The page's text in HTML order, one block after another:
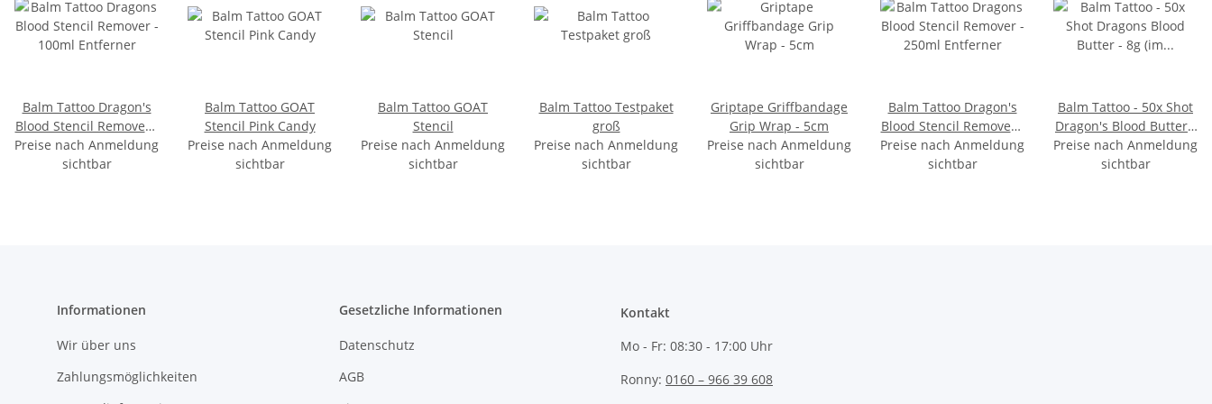
Balm Tattoo Dragon's
Blood Stencil Remover -
100ml Entferner
Preise nach Anmeldung
sichtbar
Balm Tattoo GOAT
Stencil Pink Candy
Preise nach Anmeldung
sichtbar
Balm Tattoo GOAT
Stencil
Preise nach Anmeldung
sichtbar
Balm Tattoo Testpaket
groß
Preise nach Anmeldung
sichtbar
Griptape Griffbandage
Grip Wrap - 5cm
Preise nach Anmeldung
sichtbar
Balm Tattoo Dragon's
Blood Stencil Remover -
250ml Entferner
Preise nach Anmeldung
sichtbar
Balm Tattoo - 50x Shot
Dragon's Blood Butter -
8g (im Display)
Preise nach Anmeldung
sichtbar
Informationen
Wir über uns
Zahlungsmöglichkeiten
Gesetzliche Informationen
Datenschutz
AGB
Kontakt
Mo - Fr: 08:30 - 17:00 Uhr
Ronny: 0160 – 966 39 608